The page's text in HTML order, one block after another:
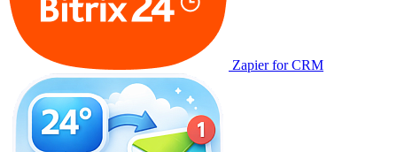
Zapier for CRM